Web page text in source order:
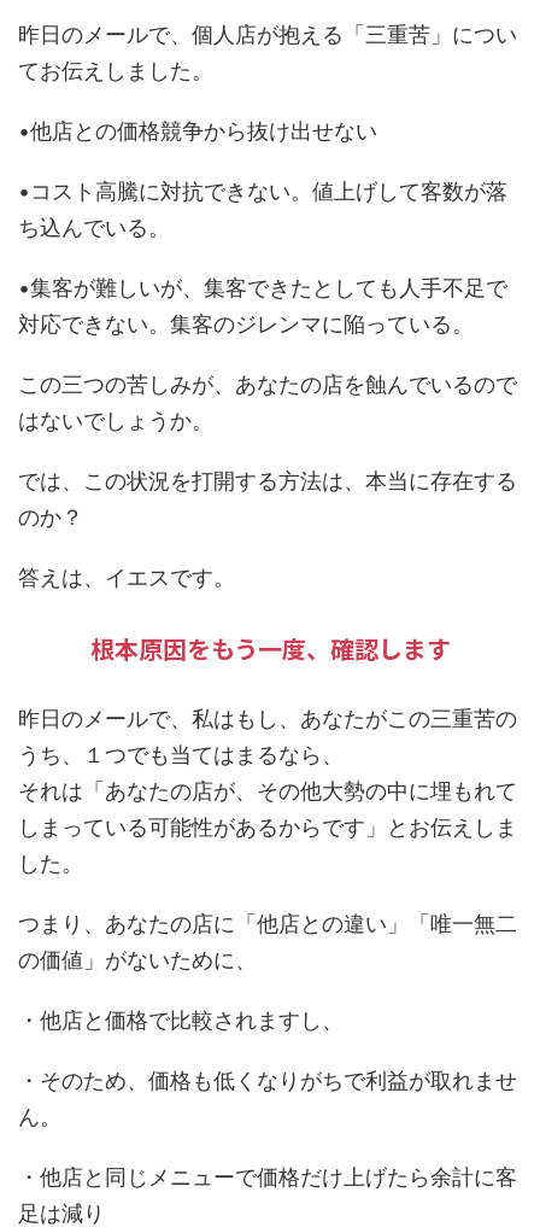
昨日のメールで、個人店が抱える「三重苦」につい
てお伝えしました。
•他店との価格競争から抜け出せない
•コスト高騰に対抗できない。値上げして客数が落
ち込んでいる。
•集客が難しいが、集客できたとしても人手不足で
対応できない。集客のジレンマに陥っている。
この三つの苦しみが、あなたの店を蝕んでいるので
はないでしょうか。
では、この状況を打開する方法は、本当に存在する
のか？
答えは、イエスです。
根本原因をもう一度、確認します
昨日のメールで、私はもし、あなたがこの三重苦の
うち、１つでも当てはまるなら、
それは「あなたの店が、その他大勢の中に埋もれて
しまっている可能性があるからです」とお伝えしま
した。
つまり、あなたの店に「他店との違い」「唯一無二
の価値」がないために、
・他店と価格で比較されますし、
・そのため、価格も低くなりがちで利益が取れませ
ん。
・他店と同じメニューで価格だけ上げたら余計に客
足は減り